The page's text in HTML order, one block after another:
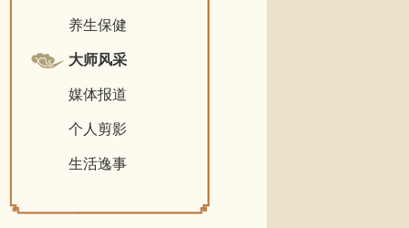
养生保健
大师风采
媒体报道
个人剪影
生活逸事